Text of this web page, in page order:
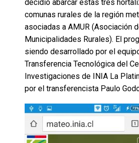
decidió abarcar estas tres
comunas rurales de la región
asociadas a AMUR (Asociación
Municipalidades Rurales). El
siendo desarrollado por el
Transferencia Tecnológica del
Investigaciones de INIA La
por el transferencista Paulo